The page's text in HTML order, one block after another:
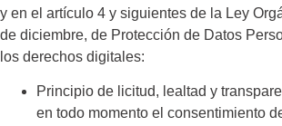
y en el artículo 4 y siguientes de la Ley
de diciembre, de Protección de Datos
los derechos digitales:
Principio de licitud, lealtad y
en todo momento el consentimiento